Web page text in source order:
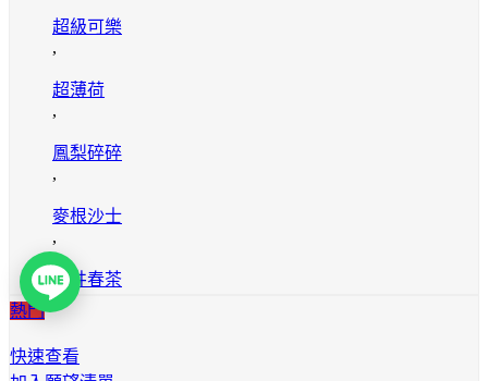
超級可樂
,
超薄荷
,
鳳梨碎碎
,
麥根沙士
,
龍井春茶
熱門
快速查看